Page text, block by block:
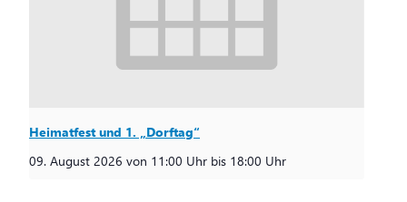
Heimatfest und 1. „Dorftag“
09. August 2026 von 11:00 Uhr bis 18:00 Uhr